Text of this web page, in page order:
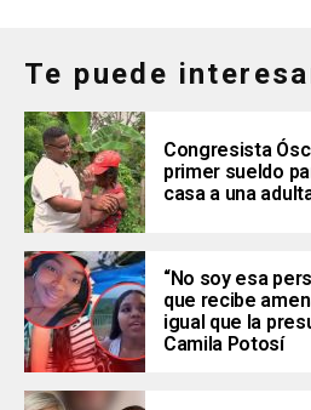
Te puede
Congresista
primer sueldo
casa a una
“No soy esa
que recibe
igual que la
Camila Potosí